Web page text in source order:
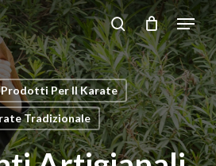
search
Menu
Per Il Karate
Tradizionale
Close
Menu